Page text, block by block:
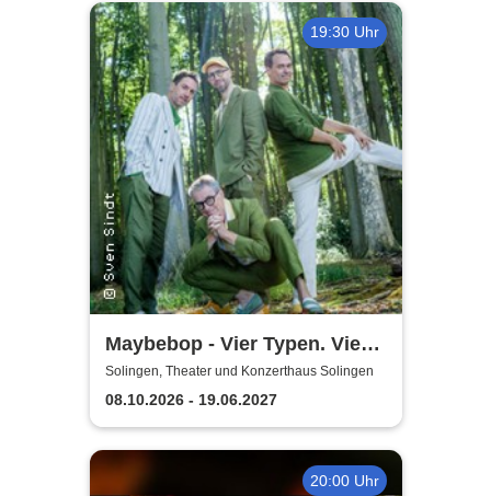
19:30 Uhr
Maybebop - Vier Typen. Vier
Mikrofone. Sonst nichts.
Solingen, Theater und Konzerthaus Solingen
08.10.2026 - 19.06.2027
20:00 Uhr